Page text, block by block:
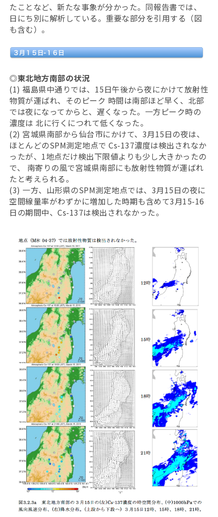
たことなど、新たな事象が分かった。同報告書では、
日にち別に解析している。重要な部分を引用する（図
も含む）。
◎東北地方南部の状況
(1) 福島県中通りでは、15日午後から夜にかけて放射性
物質が運ばれ、そのピーク 時間は南部ほど早く、北部
では夜になってからと、遅くなった。一方ピーク時の
濃度は 北に行くにつれて低くなった。
(2) 宮城県南部から仙台市にかけて、3月15日の夜は、
ほとんどのSPM測定地点で Cs-137濃度は検出されなか
ったが、1地点だけ検出下限値よりも少し大きかったの
で、 南寄りの風で宮城県南部にも放射性物質が運ばれ
たと考えられる。
(3) 一方、山形県のSPM測定地点では、3月15日の夜に
空間線量率がわずかに増加した時期も含めて3月15-16
日の期間中、Cs-137は検出されなかった。